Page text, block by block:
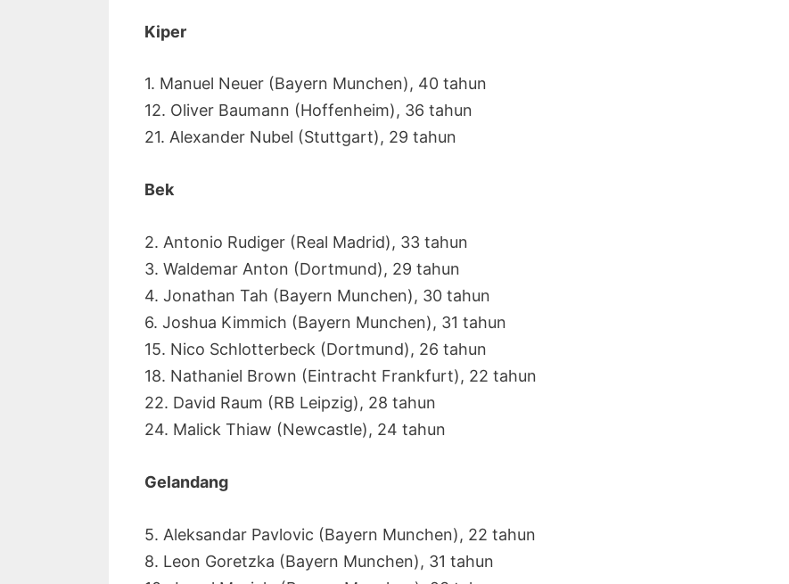
Kiper
1. Manuel Neuer (Bayern Munchen), 40 tahun
12. Oliver Baumann (Hoffenheim), 36 tahun
21. Alexander Nubel (Stuttgart), 29 tahun
Bek
2. Antonio Rudiger (Real Madrid), 33 tahun
3. Waldemar Anton (Dortmund), 29 tahun
4. Jonathan Tah (Bayern Munchen), 30 tahun
6. Joshua Kimmich (Bayern Munchen), 31 tahun
15. Nico Schlotterbeck (Dortmund), 26 tahun
18. Nathaniel Brown (Eintracht Frankfurt), 22 tahun
22. David Raum (RB Leipzig), 28 tahun
24. Malick Thiaw (Newcastle), 24 tahun
Gelandang
5. Aleksandar Pavlovic (Bayern Munchen), 22 tahun
8. Leon Goretzka (Bayern Munchen), 31 tahun